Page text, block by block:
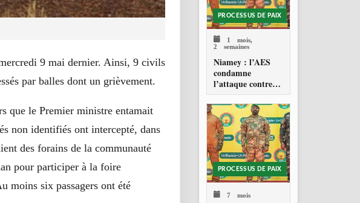
9 mai dernier. Ainsi, 9 civils
par balles dont un grièvement.
que le Premier ministre entamait
non identifiés ont intercepté, dans
des forains de la communauté
pour participer à la foire
moins six passagers ont été
PROCESSUS DE PAIX
1 mois,
2 semaines
Niamey : l’AES
condamne
l’attaque contre
l’aéroport Diori
Hamani
PROCESSUS DE PAIX
7 mois